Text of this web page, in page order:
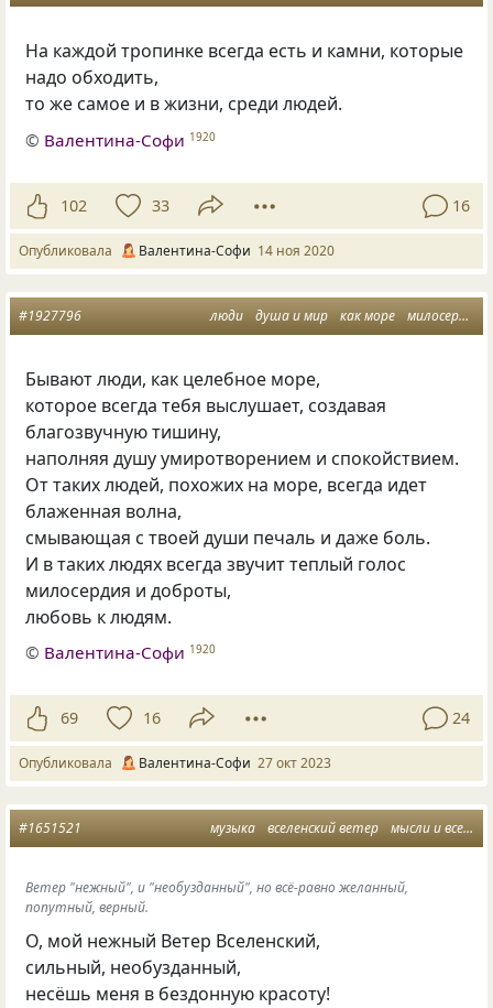
На каждой тропинке всегда есть и камни, которые
надо обходить,
то же самое и в жизни, среди людей.
© Валентина-Софи 1920
102 33 16
Опубликовала Валентина-Софи 14 ноя 2020
люди душа и мир как море милосердие и добро
#1927796
Бывают люди, как целебное море,
которое всегда тебя выслушает, создавая
благозвучную тишину,
наполняя душу умиротворением и спокойствием.
От таких людей, похожих на море, всегда идет
блаженная волна,
смывающая с твоей души печаль и даже боль.
И в таких людях всегда звучит теплый голос
милосердия и доброты,
любовь к людям.
© Валентина-Софи 1920
69 16 24
Опубликовала Валентина-Софи 27 окт 2023
музыка вселенский ветер мысли и вселенная
#1651521
Ветер "нежный", и "необузданный", но всё-равно желанный,
попутный, верный.
О, мой нежный Ветер Вселенский,
сильный, необузданный,
несёшь меня в бездонную красоту!